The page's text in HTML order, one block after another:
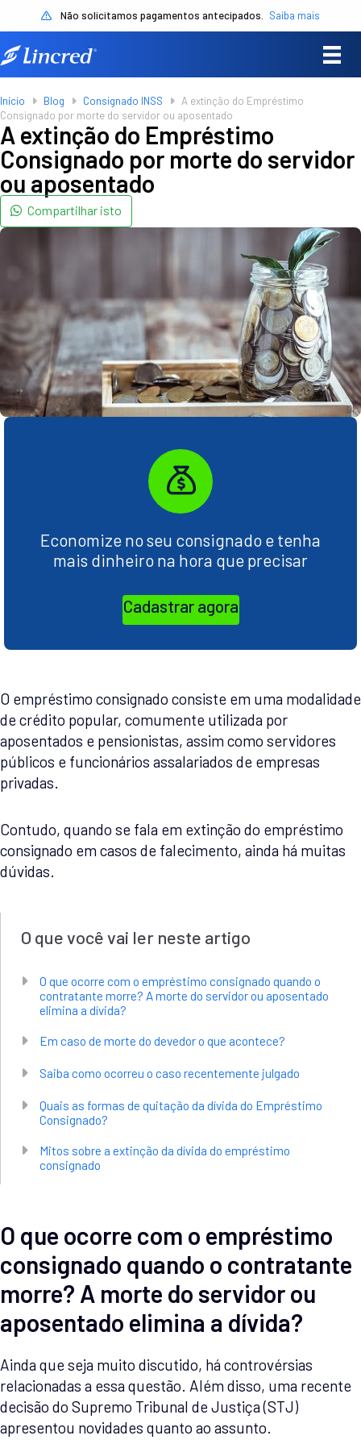
Não solicitamos pagamentos antecipados. Saiba mais
Início Blog Consignado INSS
A extinção do Empréstimo
Consignado por morte do servidor ou aposentado
A extinção do Empréstimo
Consignado por morte do servidor
ou aposentado
Compartilhar isto
Economize no seu consignado e tenha
mais dinheiro na hora que precisar
Cadastrar agora
O empréstimo consignado consiste em uma modalidade
de crédito popular, comumente utilizada por
aposentados e pensionistas, assim como servidores
públicos e funcionários assalariados de empresas
privadas.
Contudo, quando se fala em extinção do empréstimo
consignado em casos de falecimento, ainda há muitas
dúvidas.
O que você vai ler neste artigo
O que ocorre com o empréstimo consignado quando o
contratante morre? A morte do servidor ou aposentado
elimina a dívida?
Em caso de morte do devedor o que acontece?
Saiba como ocorreu o caso recentemente julgado
Quais as formas de quitação da dívida do Empréstimo
Consignado?
Mitos sobre a extinção da dívida do empréstimo
consignado
O que ocorre com o empréstimo
consignado quando o contratante
morre? A morte do servidor ou
aposentado elimina a dívida?
Ainda que seja muito discutido, há controvérsias
relacionadas a essa questão. Além disso, uma recente
decisão do Supremo Tribunal de Justiça (STJ)
apresentou novidades quanto ao assunto.